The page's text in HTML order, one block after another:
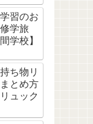
習のお
学旅
学校】
ち物リ
とめ方
ュック